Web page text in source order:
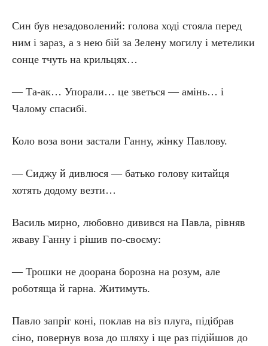
Син був незадоволений: голова ході стояла перед
ним і зараз, а з нею бій за Зелену могилу і метелики
сонце тчуть на крильцях…
— Та-ак… Упорали… це зветься — амінь… і
Чалому спасибі.
Коло воза вони застали Ганну, жінку Павлову.
— Сиджу й дивлюся — батько голову китайця
хотять додому везти…
Василь мирно, любовно дивився на Павла, рівняв
жваву Ганну і рішив по-своєму:
— Трошки не доорана борозна на розум, але
роботяща й гарна. Житимуть.
Павло запріг коні, поклав на віз плуга, підібрав
сіно, повернув воза до шляху і ще раз підійшов до